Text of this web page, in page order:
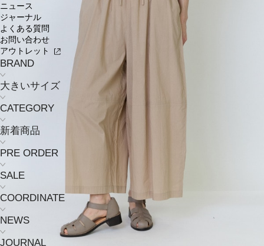
ニュース
ジャーナル
よくある質問
お問い合わせ
アウトレット
BRAND
大きいサイズ
CATEGORY
新着商品
PRE ORDER
SALE
COORDINATE
NEWS
JOURNAL